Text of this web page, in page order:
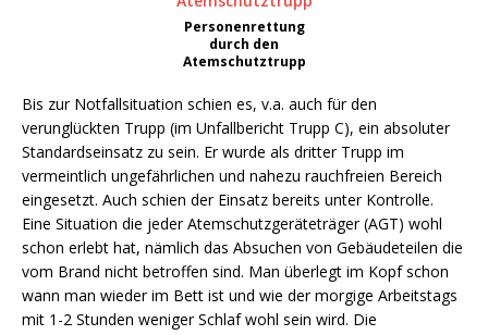
Personenrettung
durch den
Atemschutztrupp
Bis zur Notfallsituation schien es, v.a. auch für den
verunglückten Trupp (im Unfallbericht Trupp C), ein absoluter
Standardseinsatz zu sein. Er wurde als dritter Trupp im
vermeintlich ungefährlichen und nahezu rauchfreien Bereich
eingesetzt. Auch schien der Einsatz bereits unter Kontrolle.
Eine Situation die jeder Atemschutzgeräteträger (AGT) wohl
schon erlebt hat, nämlich das Absuchen von Gebäudeteilen die
vom Brand nicht betroffen sind. Man überlegt im Kopf schon
wann man wieder im Bett ist und wie der morgige Arbeitstags
mit 1-2 Stunden weniger Schlaf wohl sein wird. Die